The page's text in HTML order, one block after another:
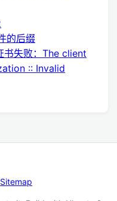
的后缀
失败：The client
:: Invalid
Sitemap